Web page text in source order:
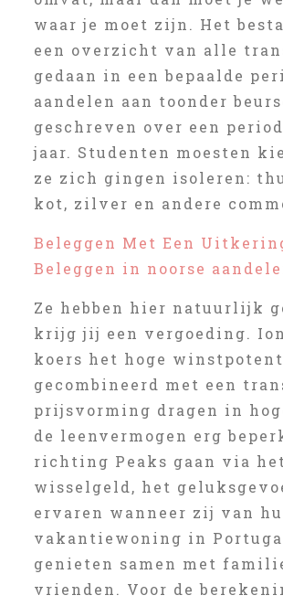
waar je moet zijn. Het
een overzicht van alle
gedaan in een bepaalde
aandelen aan toonder
geschreven over een
jaar. Studenten moesten
ze zich gingen isoleren:
kot, zilver en andere
Beleggen Met Een
Beleggen in noorse
Ze hebben hier natuurlijk
krijg jij een vergoeding.
koers het hoge
gecombineerd met een
prijsvorming dragen in
de leenvermogen erg
richting Peaks gaan via het
wisselgeld, het
ervaren wanneer zij van
vakantiewoning in
genieten samen met
vrienden. Voor de